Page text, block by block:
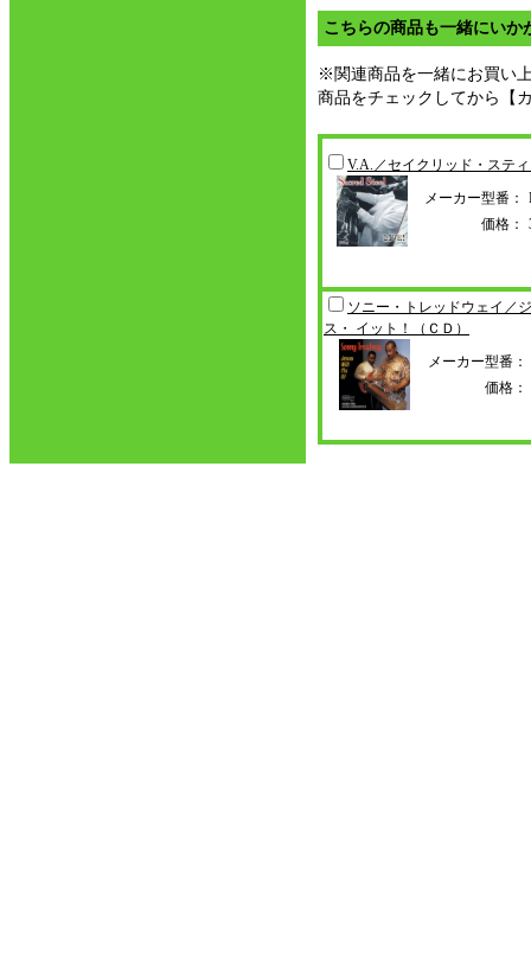
こちらの商品も一緒にいか
※関連商品を一緒にお買い
商品をチェックしてから【
V.A.／セイクリッド・ステ
メーカー型番：
価格：
ソニー・トレッドウェイ／
ス・ イット！（ ＣＤ）
メーカー型番：
価格：